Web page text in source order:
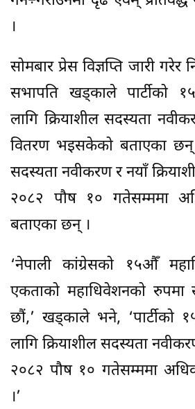
।
सोमबार प्रेस विज्ञप्ति जारी गरेर
सभापति खड्काले पार्टीको
लागि क्रियाशील सदस्यता
वितरण भइसकेको बताएका छन्
सदस्यता नवीकरण र नयाँ
२०८२ पौष १० गतेसम्ममा
बताएका छन् ।
‘नेपाली कांग्रेसको १५औँ
एकताको महाधिवेशनको रुपमा
छौं,’ खड्काले भने, ‘पार्टीको
लागि क्रियाशील सदस्यता
२०८२ पौष १० गतेसम्ममा
।’